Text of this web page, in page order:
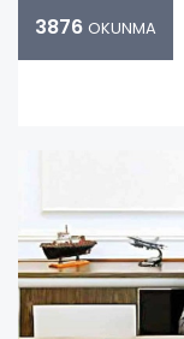
3876 OKUNMA